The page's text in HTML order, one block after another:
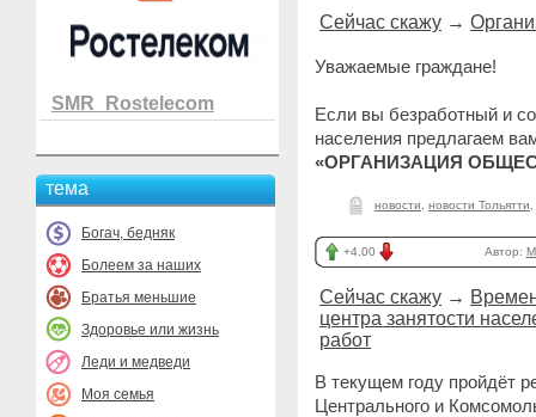
SMR_Rostelecom
тема
Богач, бедняк
Болеем за наших
Братья меньшие
Здоровье или жизнь
Леди и медведи
Моя семья
Сейчас скажу →
Уважаемые граждане!
Если вы безработный и
населения предлагаем
«ОРГАНИЗАЦИЯ
новости новости Тольятти
+4.00 Автор:
Сейчас скажу →
центра занятости
работ
В текущем году пройдёт
Центрального и